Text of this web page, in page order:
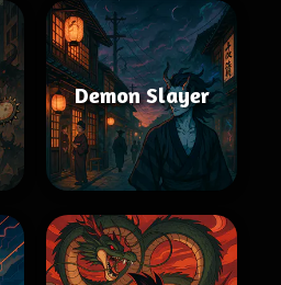
Demon Slayer